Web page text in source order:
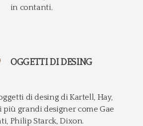
in contanti.
OGGETTI DI DESING
di desing di Kartell, Hay,
più grandi designer come Gae
Philip Starck, Dixon.